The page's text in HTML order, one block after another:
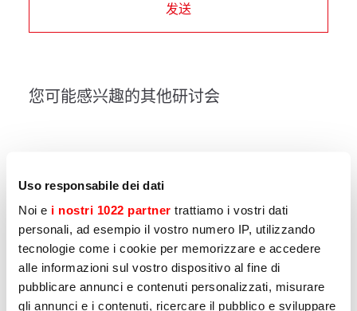
Uso responsabile dei dati
Noi e i nostri 1022 partner trattiamo i vostri dati
personali, ad esempio il vostro numero IP, utilizzando
tecnologie come i cookie per memorizzare e accedere
alle informazioni sul vostro dispositivo al fine di
pubblicare annunci e contenuti personalizzati, misurare
gli annunci e i contenuti, ricercare il pubblico e sviluppare
发送
您可能感兴趣的其他研讨会
Seal The Taste: discover the
secrets of sous vide
Use of vacuum storage combined with low
temperature cooking.